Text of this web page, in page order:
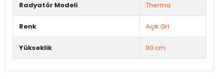
Radyatör Modeli Therma
Renk Açık Gri
Yükseklik 90 cm.